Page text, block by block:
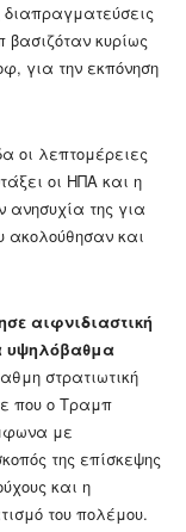
κυρίως
για την εκπόνηση
οι λεπτομέρειες
οι ΗΠΑ και η
της για
ακολούθησαν και
αιφνιδιαστική
υψηλόβαθμα
στρατιωτική
που ο Τραμπ
με
της επίσκεψης
και η
του πολέμου.